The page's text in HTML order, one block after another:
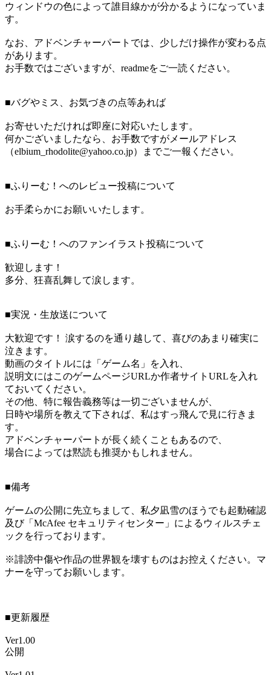
ウィンドウの色によって誰目線かが分かるようになっていま
す。
なお、アドベンチャーパートでは、少しだけ操作が変わる点
があります。
お手数ではございますが、readmeをご一読ください。
■バグやミス、お気づきの点等あれば
お寄せいただければ即座に対応いたします。
何かございましたなら、お手数ですがメールアドレス
（elbium_rhodolite@yahoo.co.jp）までご一報ください。
■ふりーむ！へのレビュー投稿について
お手柔らかにお願いいたします。
■ふりーむ！へのファンイラスト投稿について
歓迎します！
多分、狂喜乱舞して涙します。
■実況・生放送について
大歓迎です！ 涙するのを通り越して、喜びのあまり確実に
泣きます。
動画のタイトルには「ゲーム名」を入れ、
説明文にはこのゲームページURLか作者サイトURLを入れ
ておいてください。
その他、特に報告義務等は一切ございませんが、
日時や場所を教えて下されば、私はすっ飛んで見に行きま
す。
アドベンチャーパートが長く続くこともあるので、
場合によっては黙読も推奨かもしれません。
■備考
ゲームの公開に先立ちまして、私夕凪雪のほうでも起動確認
及び「McAfee セキュリティセンター」によるウィルスチェ
ックを行っております。
※誹謗中傷や作品の世界観を壊すものはお控えください。マ
ナーを守ってお願いします。
■更新履歴
Ver1.00
公開